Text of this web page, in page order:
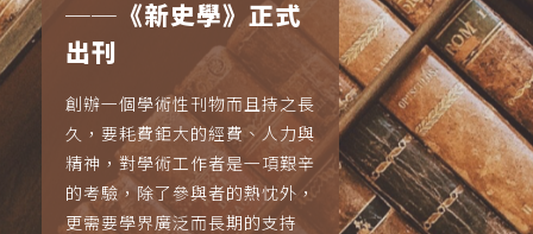
──《新史學》正式
出刊
創辦一個學術性刊物而且持之長
久，要耗費鉅大的經費、人力與
精神，對學術工作者是一項艱辛
的考驗，除了參與者的熱忱外，
更需要學界廣泛而長期的支持